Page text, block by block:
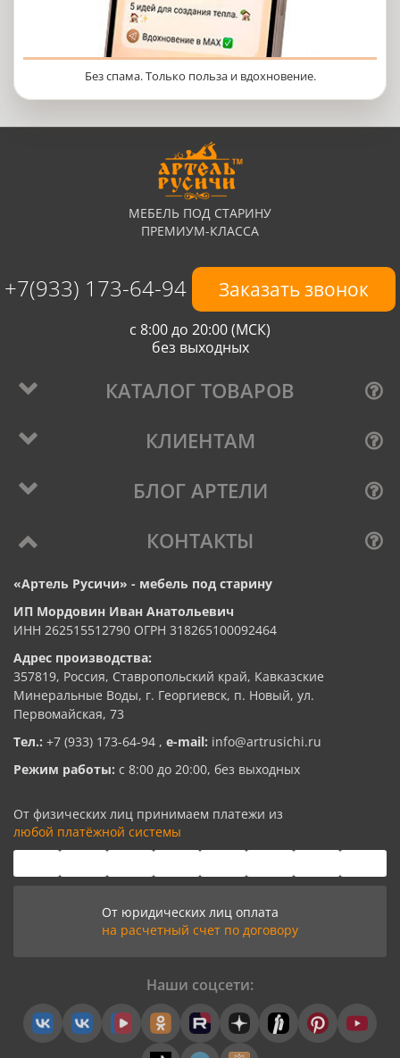
Без спама. Только польза и вдохновение.
МЕБЕЛЬ ПОД СТАРИНУ
ПРЕМИУМ-КЛАССА
+7(933) 173-64-94 Заказать звонок
с 8:00 до 20:00 (МСК)
без выходных
КАТАЛОГ ТОВАРОВ
КЛИЕНТАМ
БЛОГ АРТЕЛИ
КОНТАКТЫ
«Артель Русичи» - мебель под старину
ИП Мордовин Иван Анатольевич
ИНН 262515512790 ОГРН 318265100092464
Адрес производства:
357819, Россия, Ставропольский край, Кавказские
Минеральные Воды, г. Георгиевск, п. Новый, ул.
Первомайская, 73
Тел.: +7 (933) 173-64-94 , e-mail: info@artrusichi.ru
Режим работы: с 8:00 до 20:00, без выходных
От физических лиц принимаем платежи из
любой платёжной системы
От юридических лиц оплата
на расчетный счет по договору
Наши соцсети: